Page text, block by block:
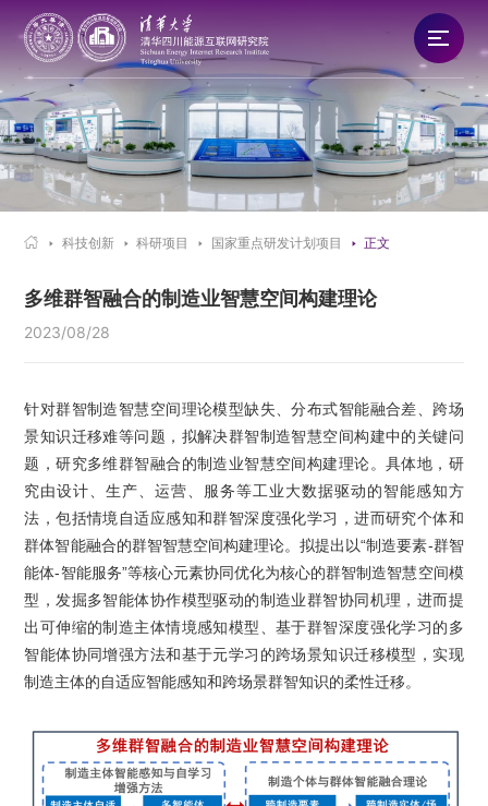
研究院概况
新闻资讯
队伍建设
科技创新
产业发展
合作交流
党建文化
科普教育
人才招聘
English
 科技创新 科研项目 国家重点研发计划项目 正文
多维群智融合的制造业智慧空间构建理论
2023/08/28
针对群智制造智慧空间理论模型缺失、分布式智能融合差、跨场
景知识迁移难等问题，拟解决群智制造智慧空间构建中的关键问
题，研究多维群智融合的制造业智慧空间构建理论。具体地，研
究由设计、生产、运营、服务等工业大数据驱动的智能感知方
法，包括情境自适应感知和群智深度强化学习，进而研究个体和
群体智能融合的群智智慧空间构建理论。拟提出以“制造要素-群智
能体-智能服务”等核心元素协同优化为核心的群智制造智慧空间模
型，发掘多智能体协作模型驱动的制造业群智协同机理，进而提
出可伸缩的制造主体情境感知模型、基于群智深度强化学习的多
智能体协同增强方法和基于元学习的跨场景知识迁移模型，实现
制造主体的自适应智能感知和跨场景群智知识的柔性迁移。